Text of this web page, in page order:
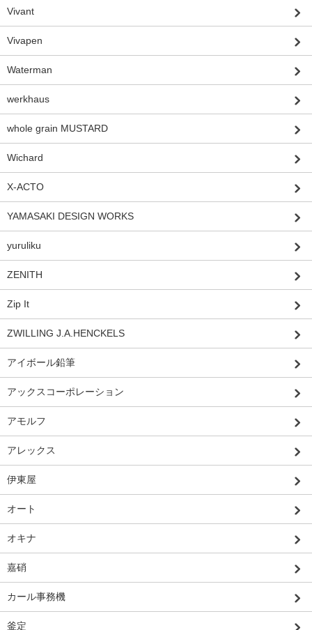
Vivant
Vivapen
Waterman
werkhaus
whole grain MUSTARD
Wichard
X-ACTO
YAMASAKI DESIGN WORKS
yuruliku
ZENITH
Zip It
ZWILLING J.A.HENCKELS
アイボール鉛筆
アックスコーポレーション
アモルフ
アレックス
伊東屋
オート
オキナ
嘉硝
カール事務機
釜定